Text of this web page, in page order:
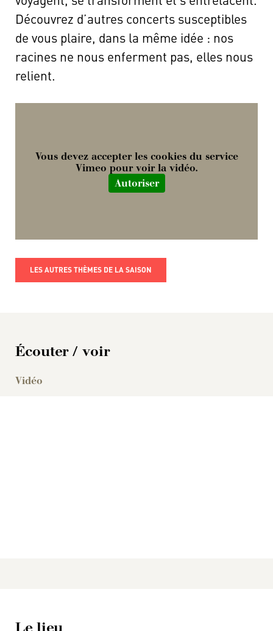
Découvrez d’autres concerts susceptibles
de vous plaire, dans la même idée : nos
racines ne nous enferment pas, elles nous
relient.
Vous devez accepter les cookies du service
Vimeo pour voir la vidéo.
Autoriser
LES AUTRES THÈMES DE LA SAISON
Écouter / voir
Vidéo